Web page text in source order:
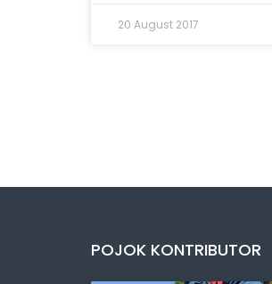
20 August 2017
POJOK KONTRIBUTOR